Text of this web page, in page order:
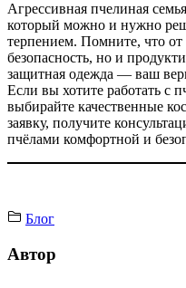
Агрессивная пчелиная
который можно и нужно
терпением. Помните, что от
безопасность, но и
защитная одежда — ваш
Если вы хотите работать с
выбирайте качественные
заявку, получите
пчёлами комфортной и
Блог
Автор